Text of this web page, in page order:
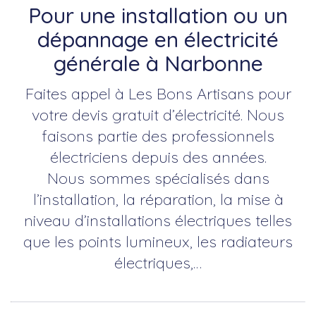
Pour une installation ou un
dépannage en électricité
générale à Narbonne
Faites appel à Les Bons Artisans pour
votre devis gratuit d’électricité. Nous
faisons partie des professionnels
électriciens depuis des années.
Nous sommes spécialisés dans
l’installation, la réparation, la mise à
niveau d’installations électriques telles
que les points lumineux, les radiateurs
électriques,…